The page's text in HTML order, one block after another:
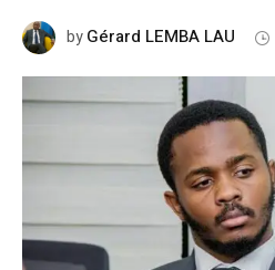
byGérard LEMBA LAU